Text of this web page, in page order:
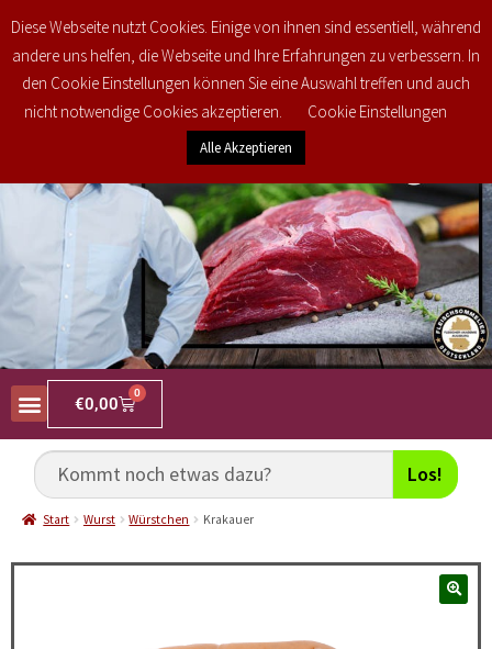
34516 und 35104 ab 25€ brutto Bestellwert! Weitere Informationen finden Sie
unterVersand & Lieferung
€0,00
0
Los!
Start Wurst Würstchen Krakauer
Diese Webseite nutzt Cookies. Einige von ihnen sind essentiell, während
andere uns helfen, die Webseite und Ihre Erfahrungen zu verbessern. In
den Cookie Einstellungen können Sie eine Auswahl treffen und auch
nicht notwendige Cookies akzeptieren.
Cookie Einstellungen
Alle Akzeptieren